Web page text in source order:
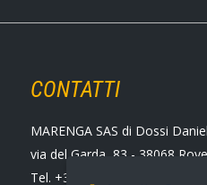
CONTATTI
MARENGA SAS di Dossi
via del Garda, 83 - 38068
Tel. +39 0464 424258